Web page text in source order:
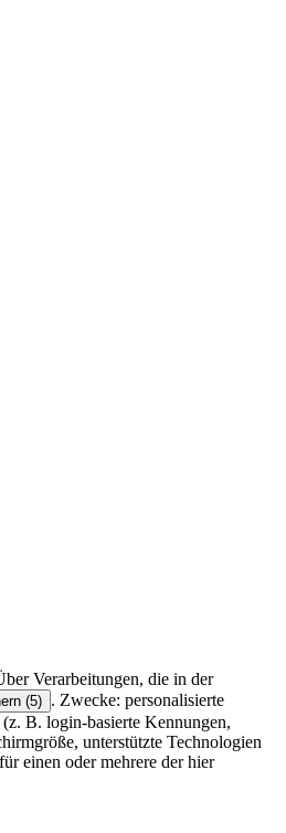
Verarbeitungen, die in der
(5) . Zwecke: personalisierte
B. login-basierte Kennungen,
unterstützte Technologien
einen oder mehrere der hier